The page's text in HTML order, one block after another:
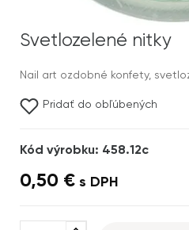
Svetlozelené nitky
Nail art ozdobné konfety,
Pridať do obľúbených
Kód výrobku: 458.12c
0,50 € s DPH